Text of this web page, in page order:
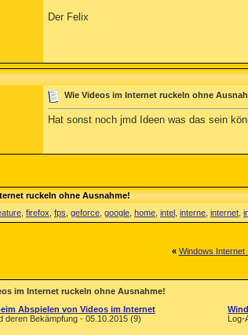
Der Felix
Wie Videos im Internet ruckeln ohne
Hat sonst noch jmd Ideen was das sein
ruckeln ohne Ausnahme!
firefox fps geforce google home intel interne internet
« Windows Internet
im Internet ruckeln ohne Ausnahme!
Abspielen von Videos im Internet
deren Bekämpfung - 05.10.2015 (9)
Log-